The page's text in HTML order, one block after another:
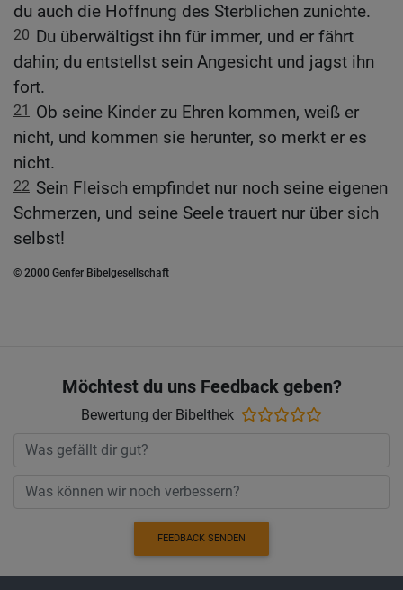
du auch die Hoffnung des Sterblichen zunichte.
20 Du überwältigst ihn für immer, und er fährt
dahin; du entstellst sein Angesicht und jagst ihn
fort.
21
Ob seine Kinder zu Ehren kommen, weiß er
nicht, und kommen sie herunter, so merkt er es
nicht.
22 Sein Fleisch empfindet nur noch seine eigenen
Schmerzen, und seine Seele trauert nur über sich
selbst!
© 2000 Genfer Bibelgesellschaft
Möchtest du uns Feedback geben?
Bewertung der Bibelthek
FEEDBACK SENDEN